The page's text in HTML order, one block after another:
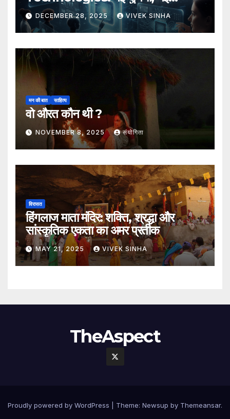
संभावनाएँ, नया भविष्य
DECEMBER 28, 2025 VIVEK SINHA
मन की बात साहित्य
वो औरत कौन थी ?
NOVEMBER 8, 2025 संयोगिता
विरासत
हिंगलाज माता मंदिर: शक्ति, श्रद्धा और
सांस्कृतिक एकता का अमर प्रतीक
MAY 21, 2025 VIVEK SINHA
TheAspect
Proudly powered by WordPress Theme: Newsup by Themeansar.